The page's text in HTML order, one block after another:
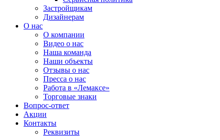
Застройщикам
Дизайнерам
О нас
О компании
Видео о нас
Наша команда
Наши объекты
Отзывы о нас
Пресса о нас
Работа в «Лемаксе»
Торговые знаки
Вопрос-ответ
Акции
Контакты
Реквизиты